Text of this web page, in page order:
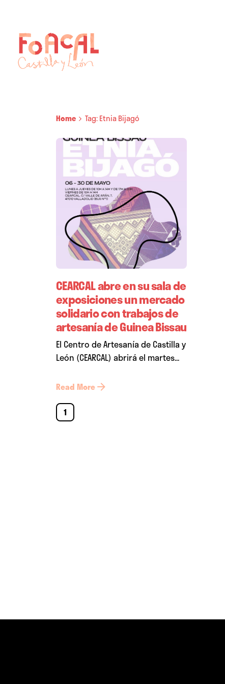
content
Home Tag: Etnia Bijagó
CEARCAL abre en su sala de
exposiciones un mercado
solidario con trabajos de
artesanía de Guinea Bissau
El Centro de Artesanía de Castilla y
León (CEARCAL) abrirá el martes...
Read More
1